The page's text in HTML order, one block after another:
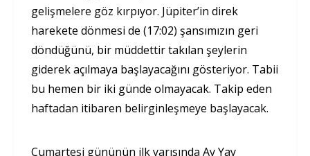
gelişmelere göz kırpıyor. Jüpiter’in direk
harekete dönmesi de (17:02) şansımızın geri
döndüğünü, bir müddettir takılan şeylerin
giderek açılmaya başlayacağını gösteriyor. Tabii
bu hemen bir iki günde olmayacak. Takip eden
haftadan itibaren belirginleşmeye başlayacak.
Cumartesi gününün ilk yarısında Ay Yay